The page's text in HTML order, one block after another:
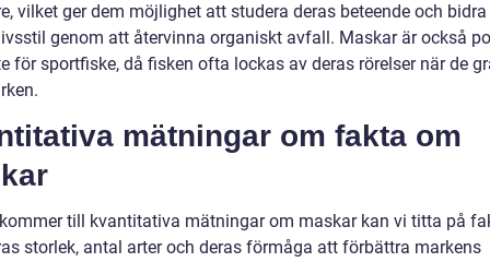
vilket ger dem möjlighet att studera deras beteende och
genom att återvinna organiskt avfall. Maskar är också
för sportfiske, då fisken ofta lockas av deras rörelser när de
mätningar om fakta om
till kvantitativa mätningar om maskar kan vi titta på
storlek, antal arter och deras förmåga att förbättra markens